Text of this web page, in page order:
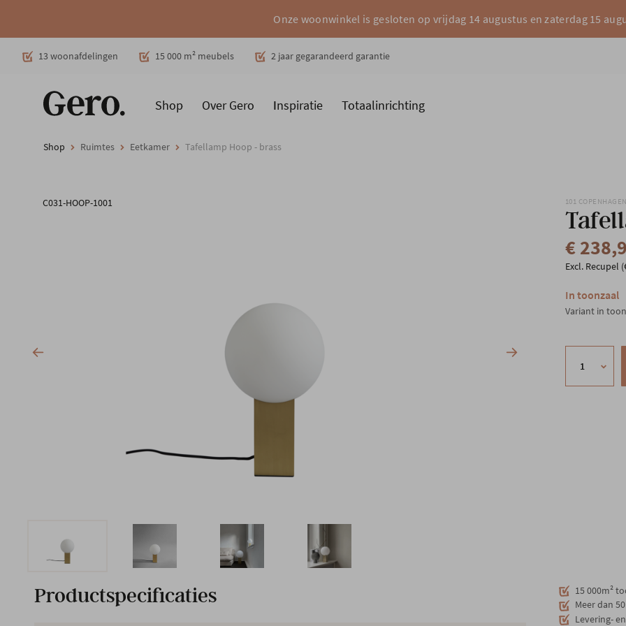
Onze woonwinkel is gesloten op vrijdag 14 augustus en zaterdag 15
13 woonafdelingen 15 000 m² meubels 2 jaar gegarandeerd garantie
Shop Over Gero Inspiratie Totaalinrichting
Promoties Producten Cadeaubon Woonstijlen Ruimtes Merken
Shop Ruimtes Eetkamer Tafellamp Hoop - brass
C031-HOOP-1001 101 COPENHAGEN
€
Excl. Recupel
In toonzaal
Variant in
15 000m²
Meer dan
Levering-
Productspecificaties